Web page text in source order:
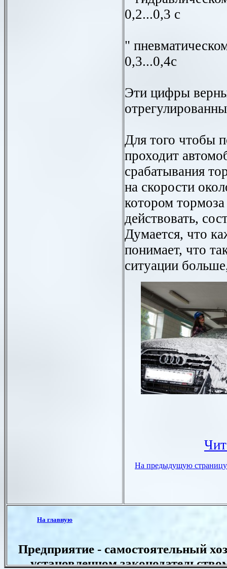
0,2...0,3 с
"
0,3...0,4с
Эти цифры
Для того чтобы
проходит
срабатывания
на скорости
котором
действовать,
Думается, что
понимает, что
ситуации
На предыдущую страницу